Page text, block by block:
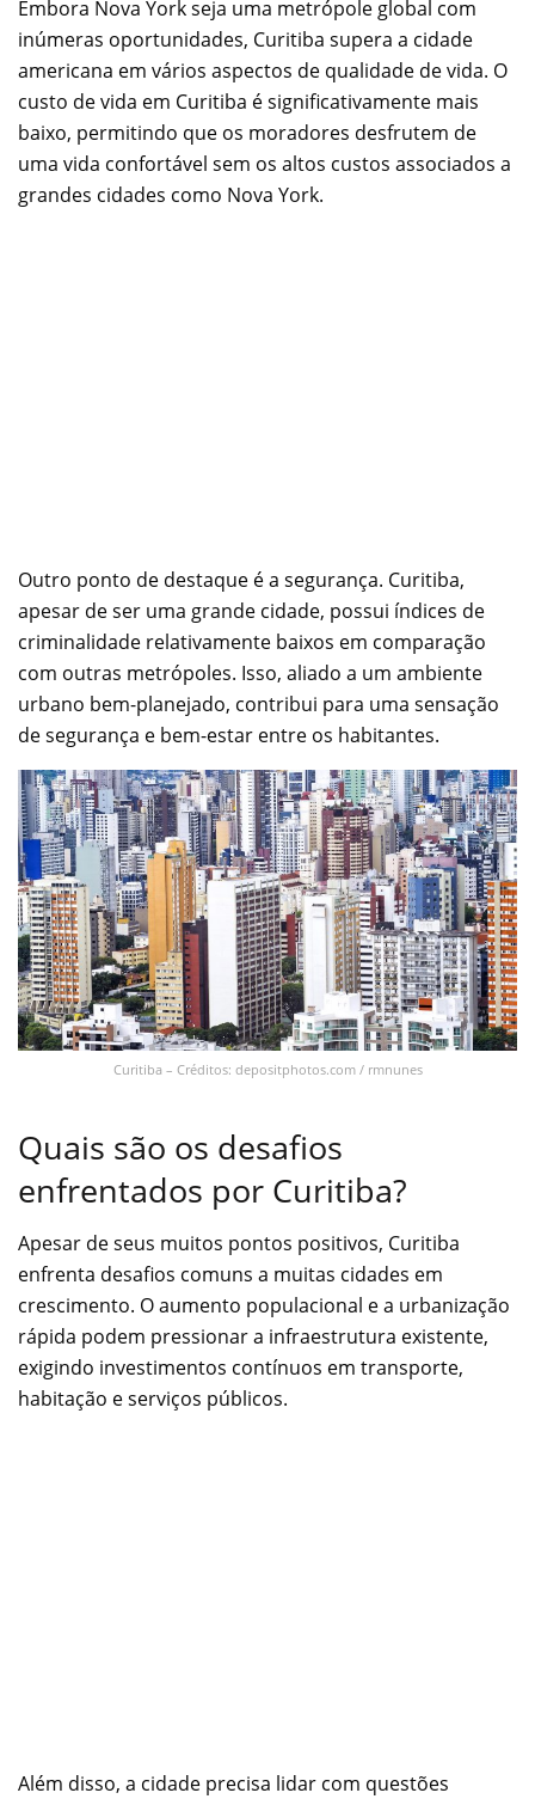
Embora Nova York seja uma metrópole global com
inúmeras oportunidades, Curitiba supera a cidade
americana em vários aspectos de qualidade de vida. O
custo de vida em Curitiba é significativamente mais
baixo, permitindo que os moradores desfrutem de
uma vida confortável sem os altos custos associados a
grandes cidades como Nova York.
Outro ponto de destaque é a segurança. Curitiba,
apesar de ser uma grande cidade, possui índices de
criminalidade relativamente baixos em comparação
com outras metrópoles. Isso, aliado a um ambiente
urbano bem-planejado, contribui para uma sensação
de segurança e bem-estar entre os habitantes.
Curitiba – Créditos: depositphotos.com / rmnunes
Quais são os desafios
enfrentados por Curitiba?
Apesar de seus muitos pontos positivos, Curitiba
enfrenta desafios comuns a muitas cidades em
crescimento. O aumento populacional e a urbanização
rápida podem pressionar a infraestrutura existente,
exigindo investimentos contínuos em transporte,
habitação e serviços públicos.
Além disso, a cidade precisa lidar com questões